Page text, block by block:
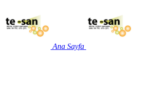
Ana Sayfa